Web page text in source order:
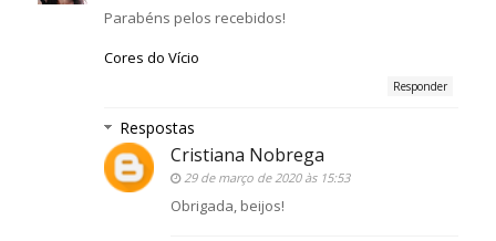
Parabéns pelos recebidos!
Cores do Vício
Responder
Respostas
Cristiana Nobrega
29 de março de 2020 às 15:53
Obrigada, beijos!